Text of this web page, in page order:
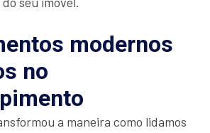
modernos
no
a maneira como lidamos